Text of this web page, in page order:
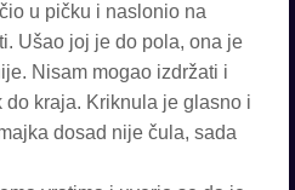
u pičku i naslonio na
Ušao joj je do pola, ona je
Nisam mogao izdržati i
kraja. Kriknula je glasno i
dosad nije čula, sada